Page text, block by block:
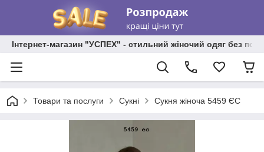
Інтернет-магазин "УСПЕХ" - стильний жіночий одяг без
Товари та послуги Сукні Сукня жіноча 5459 ЄС